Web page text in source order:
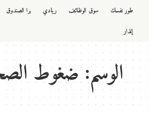
طور نفسك سوق الوظائف ريادي برا الصندوق
إنذار
الوسم:ضغوط